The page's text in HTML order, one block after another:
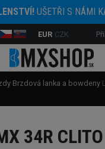
UŠETŘI S NÁMI
EUR CZK
Brzdová lanka a bowdeny
34R